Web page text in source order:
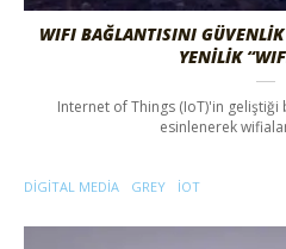
WIFI BAĞLANTISINI
YENİLİK
Internet of Things (IoT)'in
esinlenerek
DIGITAL MEDIA GREY IOT